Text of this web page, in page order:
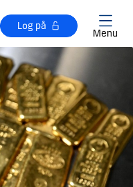
Log på
Menu